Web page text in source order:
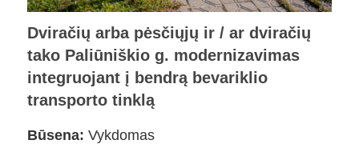
Dviračių arba pėsčiųjų ir / ar dviračių
tako Paliūniškio g. modernizavimas
integruojant į bendrą bevariklio
transporto tinklą
Būsena: Vykdomas